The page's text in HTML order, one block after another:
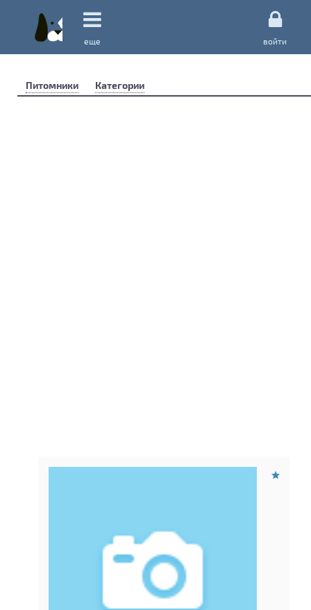
еще войти
Питомники Категории